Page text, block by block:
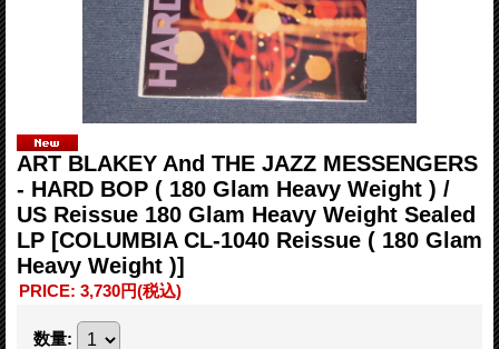
ART BLAKEY And THE JAZZ MESSENGERS
- HARD BOP ( 180 Glam Heavy Weight ) /
US Reissue 180 Glam Heavy Weight Sealed
LP [COLUMBIA CL-1040 Reissue ( 180 Glam
Heavy Weight )]
PRICE: 3,730円(税込)
数量: